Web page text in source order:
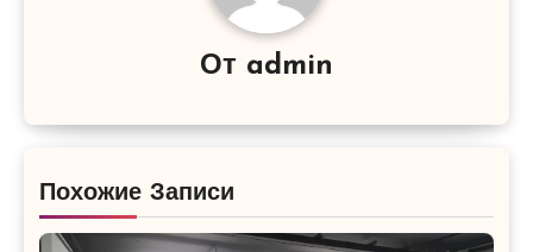
От admin
Похожие Записи